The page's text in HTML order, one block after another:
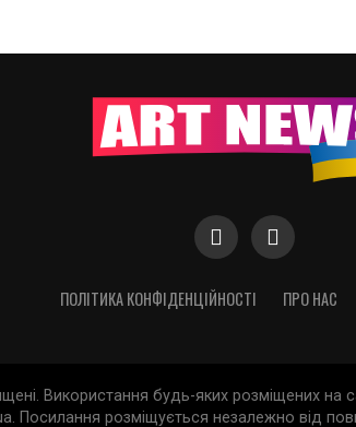
ПОЛІТИКА КОНФІДЕНЦІЙНОСТІ ПРО НАС
Використання будь-яких розміщених на
Посилання розміщується незалежно від